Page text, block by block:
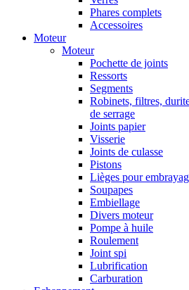
Phares complets
Accessoires
Moteur
Moteur
Pochette de joints
Ressorts
Segments
Robinets, filtres,
de serrage
Joints papier
Visserie
Joints de culasse
Pistons
Lièges pour
Soupapes
Embiellage
Divers moteur
Pompe à huile
Roulement
Joint spi
Lubrification
Carburation